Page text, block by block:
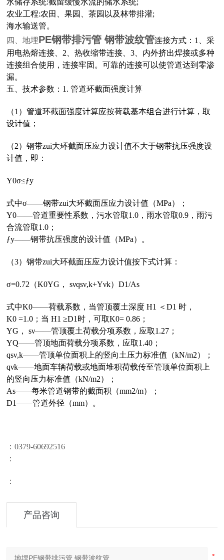
水储存系统:截留缓慢水流的储水系统;
农业工程:农田、果园、茶园以及林带排灌;
海水输送管。
四、地埋PE钢带排污管 钢带波纹管连接方式：1、采
用电热熔连接、 2、热收缩带连接、3、 内外挤出焊接或多种
连接组合使用，连接牢固。可靠的连接可以使管道达到零渗
漏。
五、技术参数： 1. 管道环截面强度计算
（1）管道环截面强度计算应按荷载基本组合进行计算，取
设计值；
（2）钢带zui大环截面压应力设计值不大于钢带抗压强度设
计值，即：
Υ0σ≤ƒy
式中σ——钢带zui大环截面压应力设计值（MPa）；
Υ0——管道重要性系数，污水管取1.0，雨水管取0.9，雨污
合流管取1.0；
ƒy——钢带抗压强度的设计值（MPa）。
（3）钢带zui大环截面压应力设计值按下式计算：
σ=0.72（K0ΥG， sνqsν,k+Υνk）D1/As
式中K0——荷载系数，当管顶覆土深度 H1 ＜D1 时，
K0 =1.0；当 H1 ≥D1时，可取K0= 0.86；
ΥG， sν——管顶覆土荷载分项系数，应取1.27；
ΥQ——管顶地面荷载分项系数，应取1.40；
qsν,k——管顶单位面积上的竖向土压力标准值（kN/m2）；
qνk——地面车辆荷载或地面堆积荷载传至管顶单位面积上
的竖向压力标准值（kN/m2）；
As——每米管道钢带的截面积（mm2/m）；
D1——管道外径（mm）。
：0379-60692516
：
：
产品咨询